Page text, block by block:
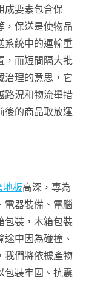
成要素包含保
，保送是使物品
系統中的運輸重
，而短間隔大批
治理的意思，它
路況和物流舉措
後的商品取放運
地板高深，專為
電器裝備、電腦
包裝，木箱包裝
中因為碰撞、
我們將依據產物
包裝牢固、抗震